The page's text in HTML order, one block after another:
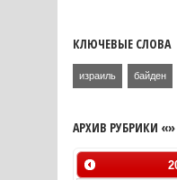
КЛЮЧЕВЫЕ СЛОВА
израиль байден
АРХИВ РУБРИКИ «»